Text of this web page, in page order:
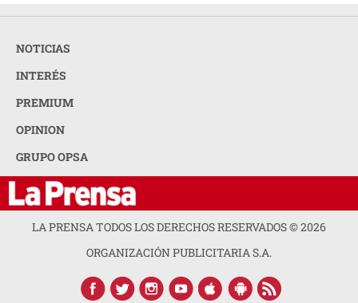
NOTICIAS
INTERÉS
PREMIUM
OPINION
GRUPO OPSA
LA PRENSA TODOS LOS DERECHOS RESERVADOS ©2026
ORGANIZACIÓN PUBLICITARIA S.A.